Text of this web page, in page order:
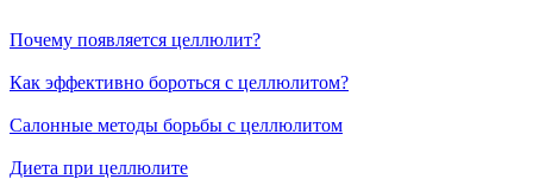
Почему появляется целлюлит?
Как эффективно бороться с целлюлитом?
Салонные методы борьбы с целлюлитом
Диета при целлюлите